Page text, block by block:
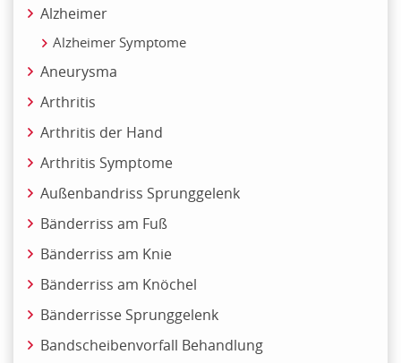
Alzheimer
Alzheimer Symptome
Aneurysma
Arthritis
Arthritis der Hand
Arthritis Symptome
Außenbandriss Sprunggelenk
Bänderriss am Fuß
Bänderriss am Knie
Bänderriss am Knöchel
Bänderrisse Sprunggelenk
Bandscheibenvorfall Behandlung